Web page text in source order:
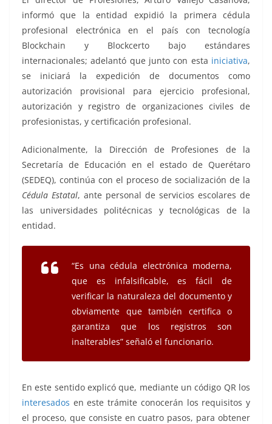
o
o
k
p
p
g
er
m tir
informó que la entidad expidió la primera cédula
profesional electrónica en el país con tecnología
Blockchain y Blockcerto bajo estándares
internacionales; adelantó que junto con esta iniciativa,
se iniciará la expedición de documentos como
autorización provisional para ejercicio profesional,
autorización y registro de organizaciones civiles de
profesionistas, y certificación profesional.
Adicionalmente, la Dirección de Profesiones de la
Secretaría de Educación en el estado de Querétaro
(SEDEQ), continúa con el proceso de socialización de la
Cédula Estatal, ante personal de servicios escolares de
las universidades politécnicas y tecnológicas de la
entidad.
“Es una cédula electrónica moderna,
que es infalsificable, es fácil de
verificar la naturaleza del documento y
obviamente que también certifica o
garantiza que los registros son
inalterables” señaló el funcionario.
En este sentido explicó que, mediante un código QR los
interesados en este trámite conocerán los requisitos y
el proceso, que consiste en cuatro pasos, para obtener